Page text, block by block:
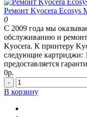
Ремонт Kyocera Ecosys
0
С 2009 года мы
обслуживанию и
Kyocera. К принтеру
следующие картриджи:
предоставляется
0р.
-
В корзину